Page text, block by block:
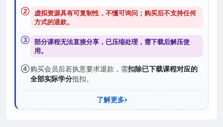
② 虚拟资源具有可复制性，不懂可询问；购买后不支持任何
方式的退款。
③ 部分课程无法直接分享，已压缩处理，需下载后解压使
用。
④购买会员后若执意要求退款，需扣除已下载课程对应的
全部实际学分抵扣。
了解更多